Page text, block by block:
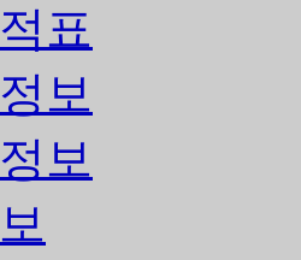
표
보
보